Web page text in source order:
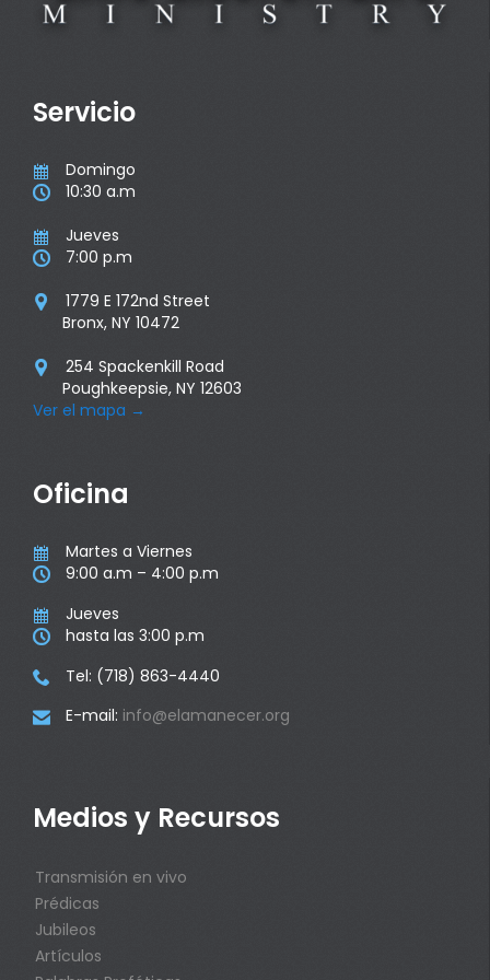
Servicio
 Domingo
 10:30 a.m
 Jueves
 7:00 p.m

1779 E 172nd Street
Bronx, NY 10472

254 Spackenkill Road
Poughkeepsie, NY 12603
Ver el mapa →
Oficina
 Martes a Viernes
 9:00 a.m – 4:00 p.m
 Jueves
 hasta las 3:00 p.m
 Tel: (718) 863-4440
 E-mail: info@elamanecer.org
Medios y Recursos
Transmisión en vivo
Prédicas
Jubileos
Artículos